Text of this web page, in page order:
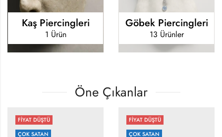
Kaş Piercingleri
1 Ürün
Göbek Piercingleri
13 Ürünler
Öne Çıkanlar
FİYAT DÜŞTÜ
ÇOK SATAN
FİYAT DÜŞTÜ
ÇOK SATAN